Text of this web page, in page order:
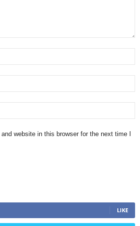
website in this browser for the next time I
LIKE